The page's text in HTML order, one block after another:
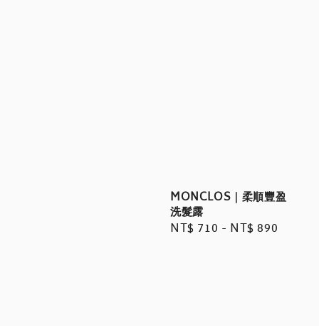
MONCLOS｜柔順豐盈
洗髮露
Regular
NT$ 710 - NT$ 890